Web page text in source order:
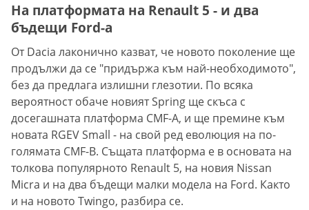
На платформата на Renault 5 - и два
бъдещи Ford-a
От Dacia лаконично казват, че новото поколение ще
продължи да се "придържа към най-необходимото",
без да предлага излишни глезотии. По всяка
вероятност обаче новият Spring ще скъса с
досегашната платформа CMF-A, и ще премине към
новата RGEV Small - на свой ред еволюция на по-
голямата CMF-B. Същата платформа е в основата на
толкова популярното Renault 5, на новия Nissan
Micra и на два бъдещи малки модела на Ford. Както
и на новото Twingo, разбира се.